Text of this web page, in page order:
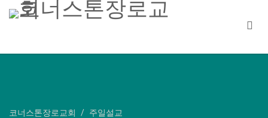
코너스톤장로교회
주일설교